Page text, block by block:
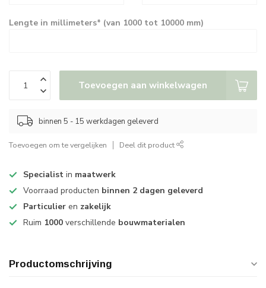
Lengte in millimeters* (van 1000 tot 10000 mm)
Toevoegen aan winkelwagen
binnen 5 - 15 werkdagen geleverd
Toevoegen om te vergelijken Deel dit product
Specialist in maatwerk
Voorraad producten binnen 2 dagen geleverd
Particulier en zakelijk
Ruim 1000 verschillende bouwmaterialen
Productomschrijving